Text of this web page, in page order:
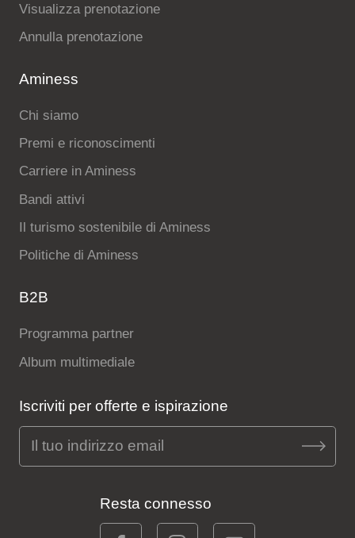
Visualizza prenotazione
Annulla prenotazione
Aminess
Chi siamo
Premi e riconoscimenti
Carriere in Aminess
Bandi attivi
Il turismo sostenibile di Aminess
Politiche di Aminess
B2B
Programma partner
Album multimediale
Iscriviti per offerte e ispirazione
Resta connesso